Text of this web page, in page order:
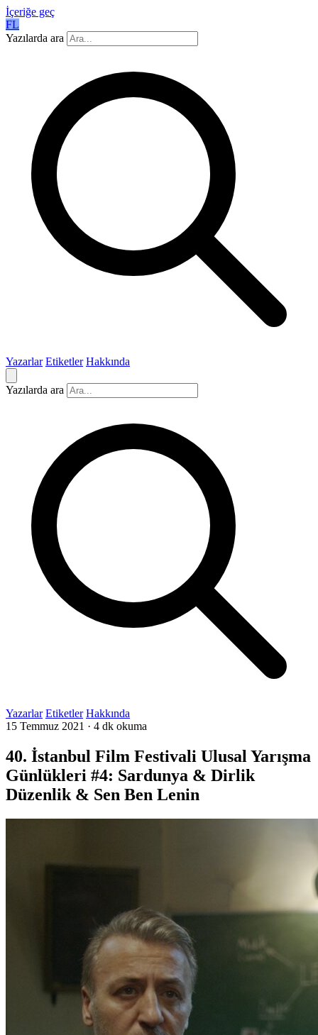
İçeriğe geç
FL
Yazılarda ara
Yazarlar Etiketler Hakkında
Yazılarda ara
Yazarlar Etiketler Hakkında
15 Temmuz 2021 · 4 dk okuma
40. İstanbul Film Festivali Ulusal Yarışma
Günlükleri #4: Sardunya & Dirlik
Düzenlik & Sen Ben Lenin